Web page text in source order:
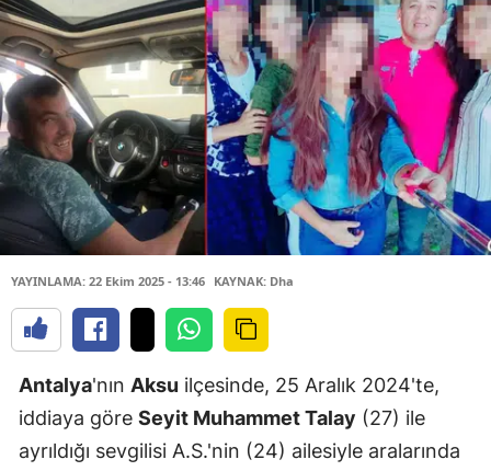
YAYINLAMA: 22 Ekim 2025 - 13:46 KAYNAK: Dha
Antalya'nın Aksu ilçesinde, 25 Aralık 2024'te,
iddiaya göre Seyit Muhammet Talay (27) ile
ayrıldığı sevgilisi A.S.'nin (24) ailesiyle aralarında